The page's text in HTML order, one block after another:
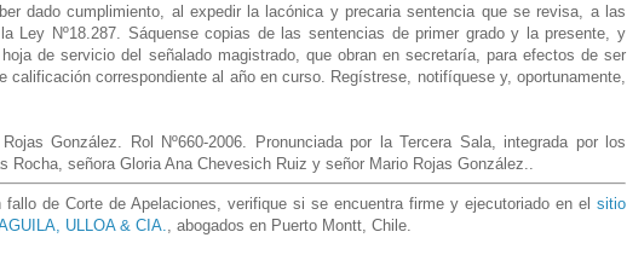
dado cumplimiento, al expedir la lacónica y precaria sentencia que se revisa, a las
Ley Nº18.287. Sáquense copias de las sentencias de primer grado y la presente, y
de servicio del señalado magistrado, que obran en secretaría, para efectos de ser
calificación correspondiente al año en curso. Regístrese, notifíquese y, oportunamente,
González. Rol Nº660-2006. Pronunciada por la Tercera Sala, integrada por los
Rocha, señora Gloria Ana Chevesich Ruiz y señor Mario Rojas González.
de Corte de Apelaciones, verifique si se encuentra firme y ejecutoriado en el sitio
ULLOA & CIA. , abogados en Puerto Montt, Chile.